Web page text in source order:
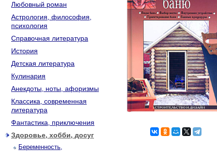
Любовный роман
Астрология, философия,
психология
Справочная литература
История
Детская литература
Кулинария
Анекдоты, ноты, афоризмы
Классика, современная
литература
Фантастика, приключения
Здоровье, хобби, досуг
Беременность,